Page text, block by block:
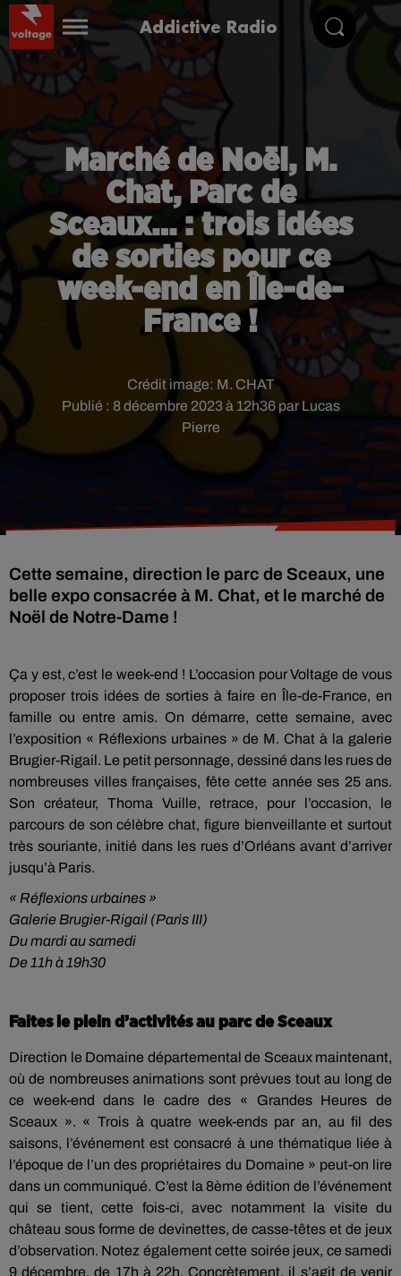
Addictive Radio
Marché de Noël, M.
Chat, Parc de
Sceaux… : trois idées
de sorties pour ce
week-end en Île-de-
France !
Publié : 8 décembre 2023 à 12h36 par Lucas
Pierre
Crédit image: M. CHAT
Cette semaine, direction le parc de Sceaux, une
belle expo consacrée à M. Chat, et le marché de
Noël de Notre-Dame !
Ça y est, c’est le week-end ! L’occasion pour Voltage de vous
proposer trois idées de sorties à faire en Île-de-France, en
famille ou entre amis. On démarre, cette semaine, avec
l’exposition « Réflexions urbaines » de M. Chat à la galerie
Brugier-Rigail. Le petit personnage, dessiné dans les rues de
nombreuses villes françaises, fête cette année ses 25 ans.
Son créateur, Thoma Vuille, retrace, pour l’occasion, le
parcours de son célèbre chat, figure bienveillante et surtout
très souriante, initié dans les rues d’Orléans avant d’arriver
jusqu’à Paris.
« Réflexions urbaines »
Galerie Brugier-Rigail (Paris III)
Du mardi au samedi
De 11h à 19h30
Faites le plein d’activités au parc de Sceaux
Direction le Domaine départemental de Sceaux maintenant,
où de nombreuses animations sont prévues tout au long de
ce week-end dans le cadre des « Grandes Heures de
Sceaux ». « Trois à quatre week-ends par an, au fil des
saisons, l’événement est consacré à une thématique liée à
l’époque de l’un des propriétaires du Domaine » peut-on lire
dans un communiqué. C’est la 8ème édition de l’événement
qui se tient, cette fois-ci, avec notamment la visite du
château sous forme de devinettes, de casse-têtes et de jeux
d’observation. Notez également cette soirée jeux, ce samedi
9 décembre, de 17h à 22h. Concrètement, il s’agit de venir